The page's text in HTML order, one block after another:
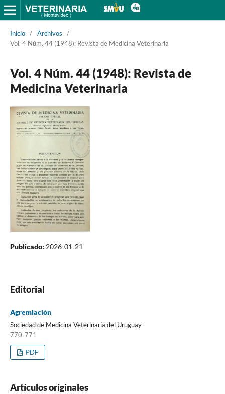
Inicio / Archivos
/
Vol. 4 Núm. 44 (1948): Revista de Medicina Veterinaria
Vol. 4 Núm. 44 (1948): Revista de
Medicina Veterinaria
Publicado: 2026-01-21
Editorial
Agremiación
Sociedad de Medicina Veterinaria del Uruguay
770-771
PDF
Artículos originales